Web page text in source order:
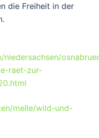
die Freiheit in der
raet-zur-
melle/wild-und-